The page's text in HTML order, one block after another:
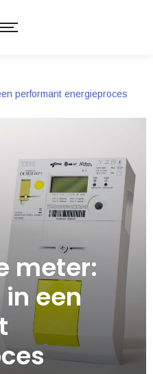
performant energieproces
meter:
een